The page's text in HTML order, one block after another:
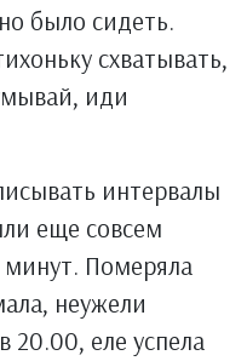
было сидеть.
схватывать,
иди
интервалы
еще совсем
минут. Померяла
неужели
еле успела